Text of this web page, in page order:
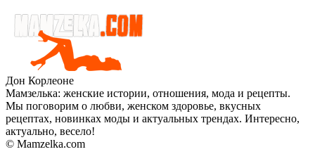
Дон Корлеоне
Мамзелька: женские истории, отношения, мода и рецепты.
Мы поговорим о любви, женском здоровье, вкусных
рецептах, новинках моды и актуальных трендах. Интересно,
актуально, весело!
© Mamzelka.com